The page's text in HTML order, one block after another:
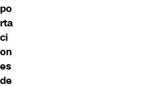
po
rta
ci
on
es
de